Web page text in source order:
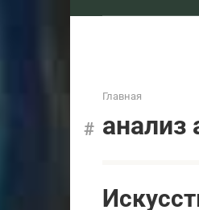
Главная
анализ